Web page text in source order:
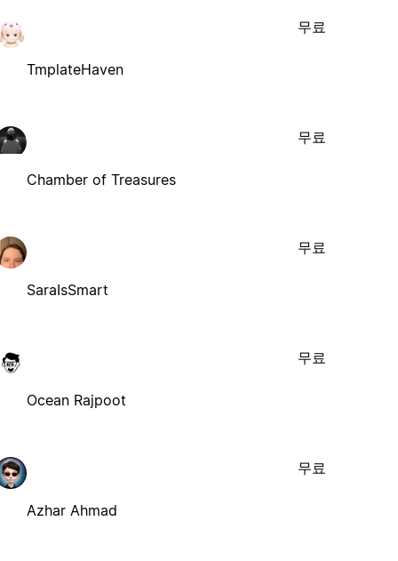
TmplateHaven
무료
Chamber of Treasures
무료
SaraIsSmart
무료
Ocean Rajpoot
무료
Azhar Ahmad
무료